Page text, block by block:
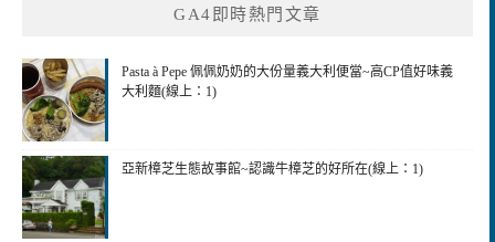
GA4即時熱門文章
Pasta à Pepe 佩佩奶奶的大份量義大利便當~高CP值好味義
大利麵(線上：1)
亞新樟芝生態故事館~認識牛樟芝的好所在(線上：1)